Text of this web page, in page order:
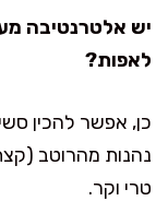
יש אלטרנטיבה
לאפות?
כן, אפשר להכין
נהנות מהרוטב
טרי וקר.